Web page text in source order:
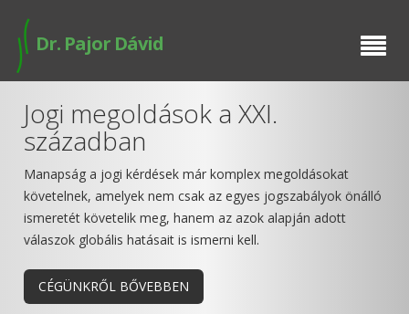
Dr. Pajor Dávid
Jogi megoldások a XXI.
században
Manapság a jogi kérdések már komplex megoldásokat
követelnek, amelyek nem csak az egyes jogszabályok önálló
ismeretét követelik meg, hanem az azok alapján adott
válaszok globális hatásait is ismerni kell.
CÉGÜNKRŐL BŐVEBBEN
BEMUTATKOZÁS
SZOLGÁLTATÁSAIM
E-ÜGYINTÉZÉS
BUSINESS SETUP
PUBLIKÁCIÓK